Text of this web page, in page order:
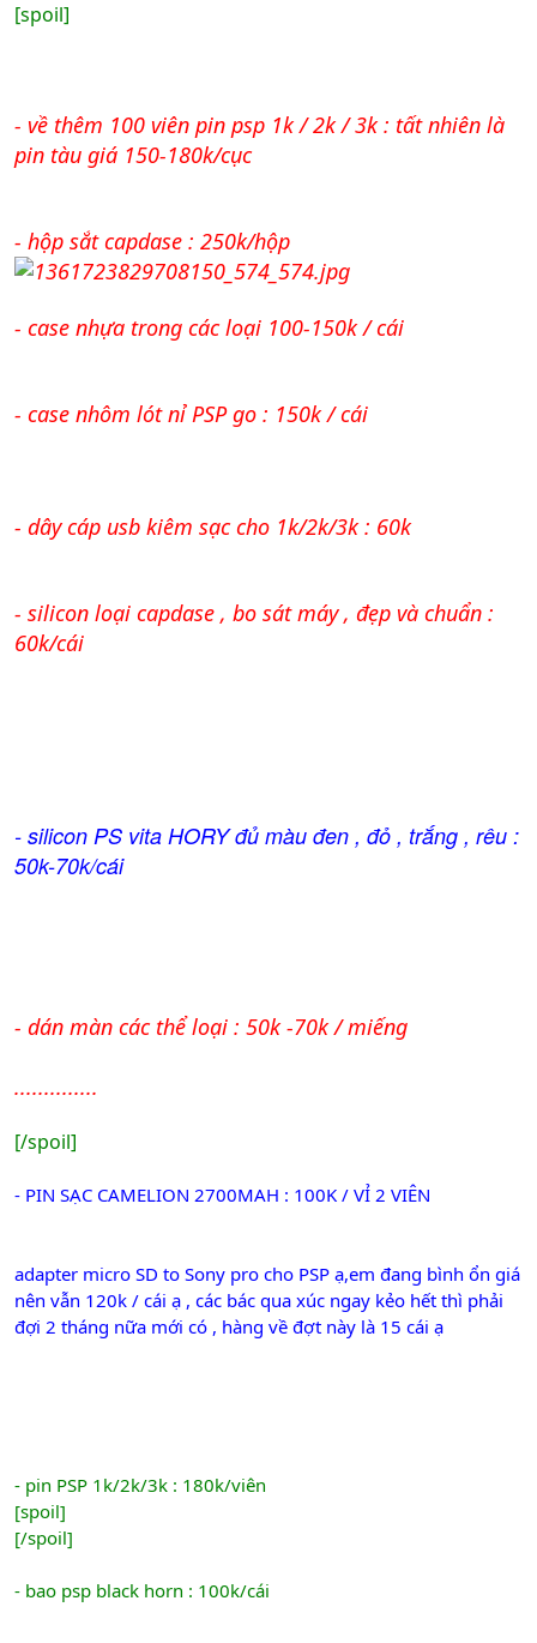
[spoil]
- về thêm 100 viên pin psp 1k / 2k / 3k : tất nhiên là
pin tàu giá 150-180k/cục
- hộp sắt capdase : 250k/hộp
- case nhựa trong các loại 100-150k / cái
- case nhôm lót nỉ PSP go : 150k / cái
- dây cáp usb kiêm sạc cho 1k/2k/3k : 60k
- silicon loại capdase , bo sát máy , đẹp và chuẩn :
60k/cái
- silicon PS vita HORY đủ màu đen , đỏ , trắng , rêu :
50k-70k/cái
- dán màn các thể loại : 50k -70k / miếng
..............
[/spoil]
- PIN SẠC CAMELION 2700MAH : 100K / VỈ 2 VIÊN
adapter micro SD to Sony pro cho PSP ạ,em đang bình ổn giá
nên vẫn 120k / cái ạ , các bác qua xúc ngay kẻo hết thì phải
đợi 2 tháng nữa mới có , hàng về đợt này là 15 cái ạ
- pin PSP 1k/2k/3k : 180k/viên
[spoil]
[/spoil]
- bao psp black horn : 100k/cái